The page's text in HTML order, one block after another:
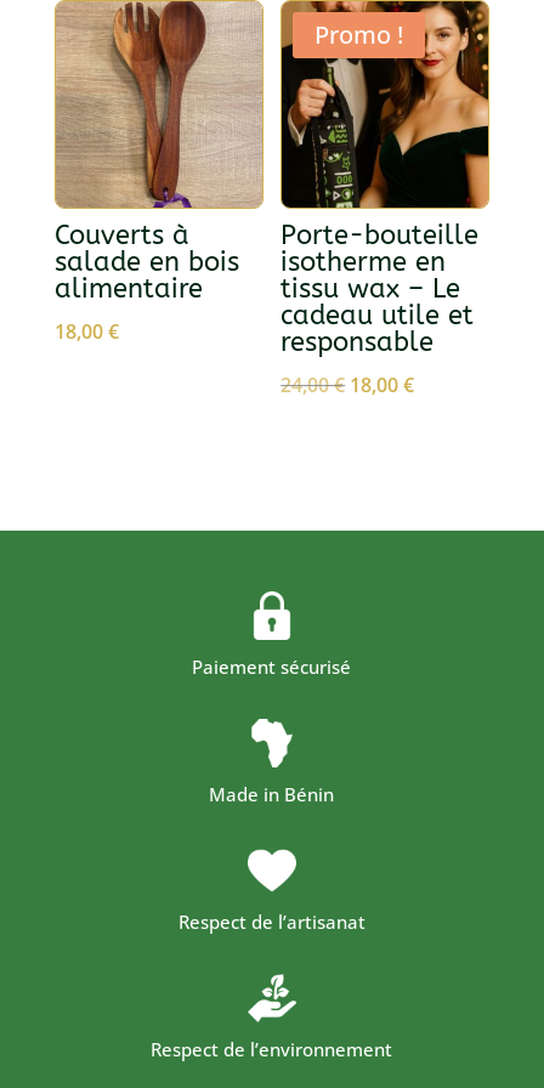
était :
44,90 €.
est :
34,90 €.
était :
18,00 €.
est :
12,00 €.
Couverts à
salade en bois
alimentaire
18,00€
Promo !
Porte-bouteille
isotherme en
tissu wax – Le
cadeau utile et
responsable
24,00€ Le
18,00€Le
Paiement sécurisé
Made in Bénin
Respect de l’artisanat
Respect de l’environnement